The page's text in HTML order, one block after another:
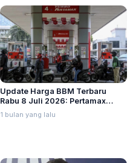
Update Harga BBM Terbaru
Rabu 8 Juli 2026: Pertamax
Turbo, Dexlite, dan Pertamina
Dex Turun
1 bulan yang lalu